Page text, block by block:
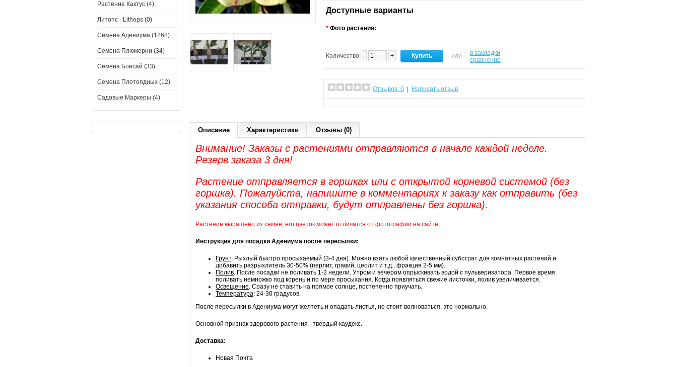
Растение Кактус (4)
Литопс - Lithops (0)
Семена Адениума (1268)
Семена Плюмерии (34)
Семена Бонсай (33)
Семена Плотоядных (12)
Садовые Маркеры (4)
Доступные варианты
* Фото растения:
Количество: - + - или -
в закладки
сравнение
Отзывов: 0 Написать отзыв
Описание Характеристики Отзывы (0)
Внимание! Заказы с растениями отправляются в начале каждой неделе.
Резерв заказа 3 дня!
Растение отправляется в горшках или с открытой корневой системой (без
горшка). Пожалуйста, напишите в комментариях к заказу как отправить (без
указания способа отправки, будут отправлены без горшка).
Растение выращено из семян, его цветок может отличатся от фотографии на сайте.
Инструкция для посадки Адениума после пересылки:
Грунт. Рыхлый быстро просыхаемый (3-4 дня). Можно взять любой качественный субстрат для комнатных растений и
добавить разрыхлитель 30-50% (перлит, гравий, цеолит и т.д., фракция 2-5 мм).
Полив. После посадки не поливать 1-2 недели. Утром и вечером опрыскивать водой с пульверизатора. Первое время
поливать немножко под корень и по мере просыхания. Когда появляться свежие листочки, полив увеличивается.
Освещение. Сразу не ставить на прямое солнце, постепенно приучать.
Температура: 24-30 градусов.
После пересылки в Адениума могут желтеть и опадать листья, не стоит волноваться, это нормально.
Основной признак здорового растения - твердый каудекс.
Доставка:
Новая Почта